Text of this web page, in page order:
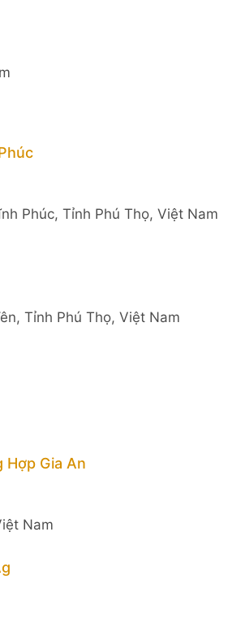
Phúc, Tỉnh Phú Thọ, Việt Nam
Tỉnh Phú Thọ, Việt Nam
Hợp Gia An
Nam